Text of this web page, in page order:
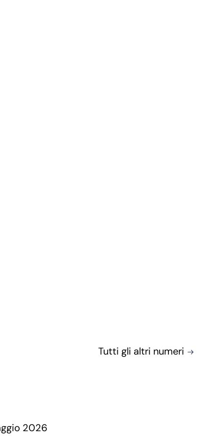
Tutti gli altri numeri